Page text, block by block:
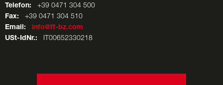
Telefon: +39 0471 304 500
Fax: +39 0471 304 510
Email:
info@ff-bz.com
USt-IdNr.: IT00652330218